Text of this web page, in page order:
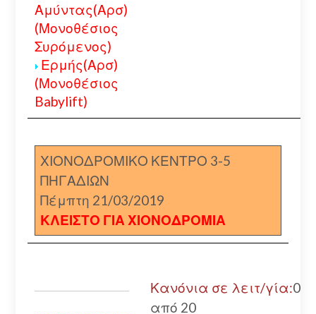
Αμύντας(Αρσ)
(Μονοθέσιος
Συρόμενος)
Ερμής(Αρσ)
(Μονοθέσιος
Babylift)
ΧΙΟΝΟΔΡΟΜΙΚΟ ΚΕΝΤΡΟ 3-5
ΠΗΓΑΔΙΩΝ
Πέμπτη 21/03/2019
ΚΛΕΙΣΤΟ ΓΙΑ ΧΙΟΝΟΔΡΟΜΙΑ
Κανόνια σε λειτ/γία:0
από 20